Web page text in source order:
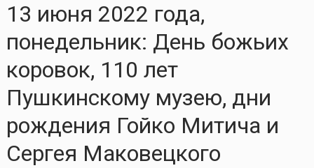
13 июня 2022 года,
понедельник: День божьих
коровок, 110 лет
Пушкинскому музею, дни
рождения Гойко Митича и
Сергея Маковецкого